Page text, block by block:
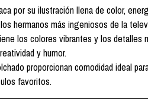
por su ilustración llena de color,
hermanos más ingeniosos de la
los colores vibrantes y los detalles
y humor.
proporcionan comodidad ideal
favoritos.